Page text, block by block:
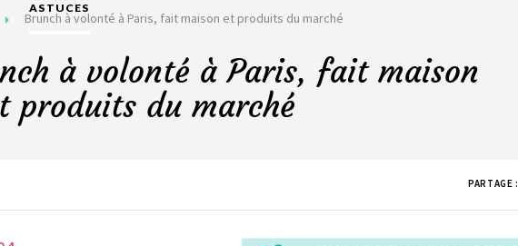
ASTUCES
Brunch à volonté à Paris, fait maison et produits du marché
à volonté à Paris, fait maison
produits du marché
PARTAGE :